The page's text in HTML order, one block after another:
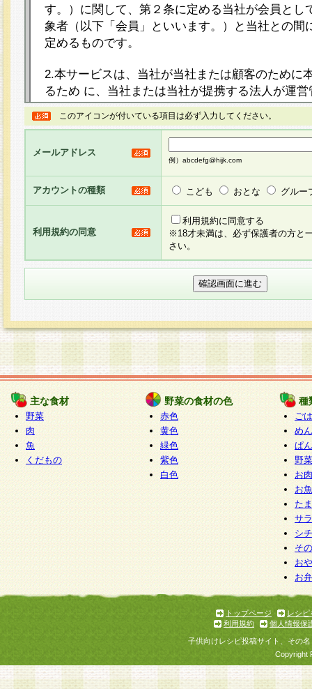
す。）に関して、第２条に定める当社が会員とし
象者（以下「会員」といいます。）と当社との間
定めるものです。
2.本サービスは、当社が当社または顧客のために
るため に、当社または当社が提携する法人が運
ト（以下「本サイト」といいます。）上に本サー
ージを設け、会員がアンケー ト調査に回答する
し、その結果を当社が集計・分析その他の利用を
るものです。なお、本サービスは、それぞれの目
員に対して本サービスの依頼を行うこともあり、
た全ての会員に対して本サービスの依頼をすると
りま す。
3.当社は、会員の事前の承諾を得ることなく、当
方 法・手段にて、本規約を任意に制定、変更ま
きるものとします。改定後の本規約等は、本規約
に掲示したときに、その 他の諸規定については
てその効力を生じるものとします。
4.本規約は、会員登録希望者による会員登録手続
の当社による会員登録の承認が完了した時点で会
たものとみなされ、会員に対して適用されるもの
5.当社がお聞きする個人情報は、すべて会員登録
で提 供いただいたものと考えております。従っ
自らの個人情報の提供を希望されない場合には、
をお預かりいたしません が、提供されないこと
商品やサービス等をご利用いただけない場合があ
了承ください。
6.当社は、お客様から当社が保有している個人情
加・ 利用停止等を求められた場合には、ご本人
て確認できた場合に限り、法令に準拠して合理的
いただきます。なお、開示 請求等の請求先は個
ります。
1.会員とは、本規約等を承諾のうえ、当社所定の
了し、当社が承認した者、グループとします。な
が以下に該当する場合は会員登録をすることがで
このアイコンが付いている項目は必ず入力してください。
メールアドレス
例）abcdefg@hijk.com
アカウントの種類 こども おとな グルー
利用規約の同意
利用規約に同意する
※18才未満は、必ず保護者の方と
さい。
主な食材
野菜
肉
魚
くだもの
野菜の食材の色
赤色
黄色
緑色
紫色
白色
種
ご
めん
ぱん
野
お
お
た
サ
シ
そ
お
お
トップページ
レシピ
利用規約
個人情報保
子供向けレシピ投稿サイト、その
Copyright